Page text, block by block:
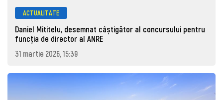
ACTUALITATE
Daniel Mititelu, desemnat câștigător al concursului pentru
funcția de director al ANRE
31 martie 2026, 15:39